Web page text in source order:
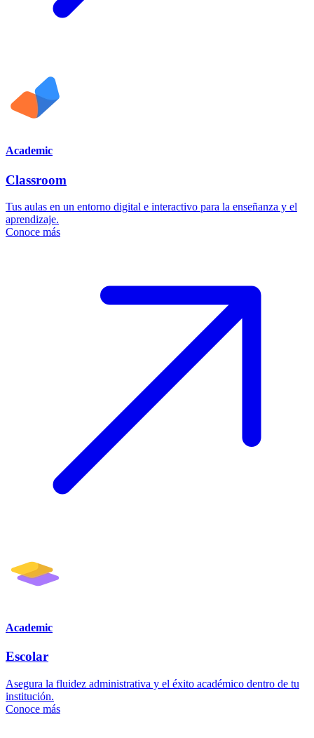
Academic
Classroom
Tus aulas en un entorno digital e interactivo para la enseñanza y el
aprendizaje.
Conoce más
Academic
Escolar
Asegura la fluidez administrativa y el éxito académico dentro de tu
institución.
Conoce más